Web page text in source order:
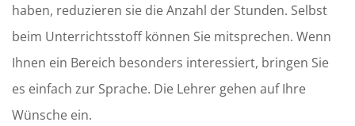
haben, reduzieren sie die Anzahl der Stunden. Selbst
beim Unterrichtsstoff können Sie mitsprechen. Wenn
Ihnen ein Bereich besonders interessiert, bringen Sie
es einfach zur Sprache. Die Lehrer gehen auf Ihre
Wünsche ein.